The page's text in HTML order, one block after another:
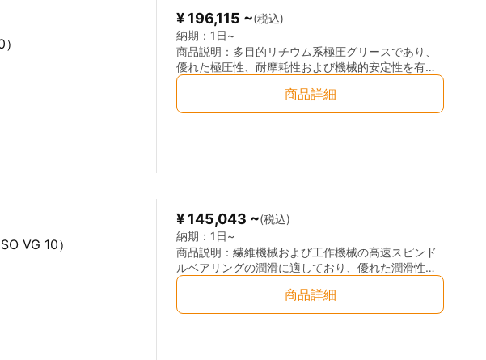
¥ 196,115 ~(税込)
納期： 1日~
商品説明： 多目的リチウム系極圧グリースであり、
優れた極圧性、耐摩耗性および機械的安定性を有し
ています。長期保管時のオイル分離が少なく、熱に
よる軟化や垂れ落ちも抑制されます。コンクリート
ポンプ車や集中給脂システムに適しており、－20℃
商品詳細
VG 10）
¥ 145,043 ~(税込)
納期： 1日~
商品説明： 繊維機械および工作機械の高速スピンド
ルベアリングの潤滑に適しており、優れた潤滑性と
酸化安定性を有しています。そのため、有害なスラ
ッジや堆積物の生成を抑制し、機器の安定運転に貢
献します。
商品詳細